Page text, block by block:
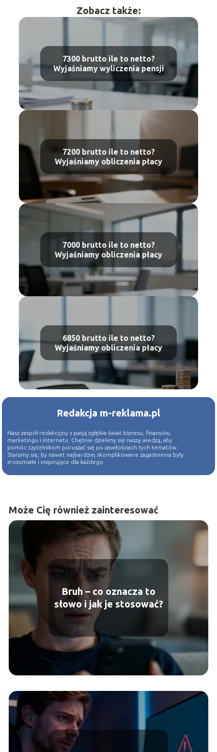
Zobacz także:
7300 brutto ile to netto?
Wyjaśniamy wyliczenia pensji
7200 brutto ile to netto?
Wyjaśniamy obliczenia płacy
7000 brutto ile to netto?
Wyjaśniamy obliczenia płacy
6850 brutto ile to netto?
Wyjaśniamy obliczenia płacy
Redakcja m-reklama.pl
Nasz zespół redakcyjny z pasją zgłębia świat biznesu, finansów,
marketingu i internetu. Chętnie dzielimy się naszą wiedzą, aby
pomóc czytelnikom poruszać się po zawiłościach tych tematów.
Staramy się, by nawet najbardziej skomplikowane zagadnienia były
zrozumiałe i inspirujące dla każdego.
Może Cię również zainteresować
Bruh – co oznacza to
słowo i jak je stosować?